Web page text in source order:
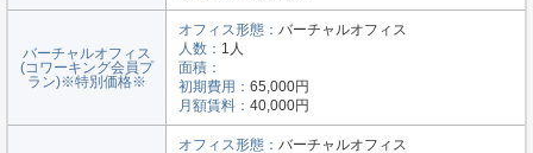
バーチャルオフィス
(コワーキング会員プ
ラン)※特別価格※
オフィス形態： バーチャルオフィス
人数： 1人
面積：
初期費用： 65,000円
月額賃料： 40,000円
オフィス形態： バーチャルオフィス